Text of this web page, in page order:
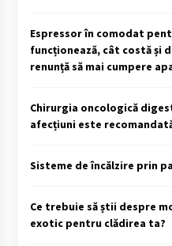
Espressor în comodat
funcționează, cât costă și
renunță să mai cumpere
Chirurgia oncologică
afecțiuni este
Sisteme de încălzire prin
Ce trebuie să știi despre
exotic pentru clădirea ta?